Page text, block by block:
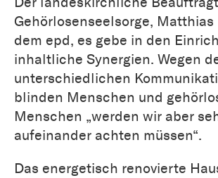
Gehörlosenseelsorge, Matthias
dem epd, es gebe in den
inhaltliche Synergien. Wegen
unterschiedlichen
blinden Menschen und
Menschen „werden wir aber
aufeinander achten müssen“.
Das energetisch renovierte